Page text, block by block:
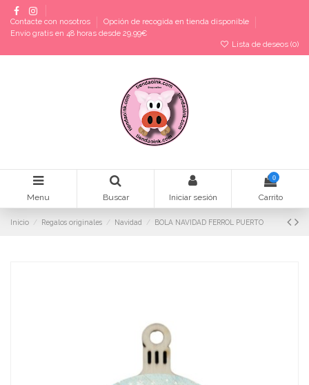
Contacte con nosotros
Opción de recogida en tienda disponible
Envío gratis en 48 horas desde 29,99€
Lista de deseos (0)
Menu Buscar Iniciar sesión
0
Carrito
Inicio Regalos originales Navidad BOLA NAVIDAD FERROL PUERTO